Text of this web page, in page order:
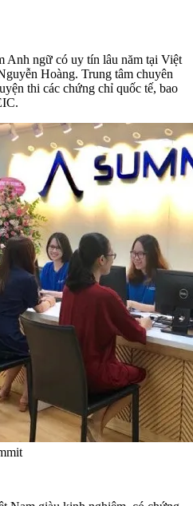
Anh ngữ có uy tín lâu năm tại Việt
Hoàng. Trung tâm chuyên
thi các chứng chỉ quốc tế, bao